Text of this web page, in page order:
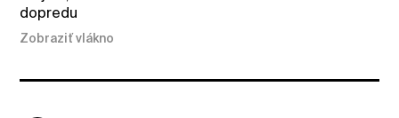
dopredu
Zobraziť vlákno